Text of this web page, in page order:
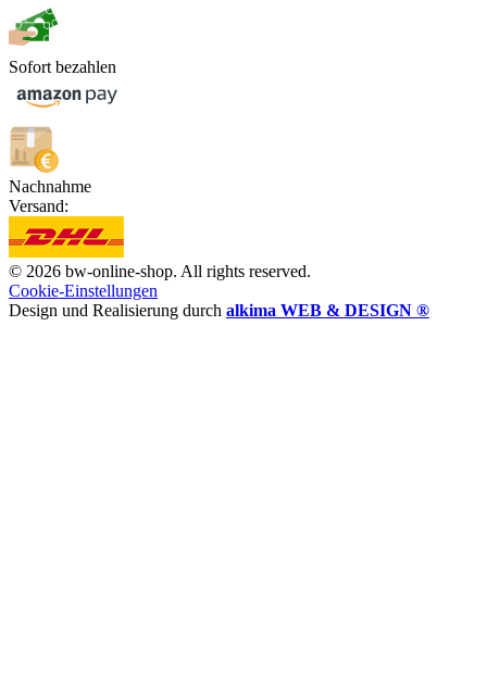
Sofort bezahlen
Nachnahme
Versand:
© 2026 bw-online-shop. All rights reserved.
Cookie-Einstellungen
Design und Realisierung durch alkima WEB & DESIGN ®